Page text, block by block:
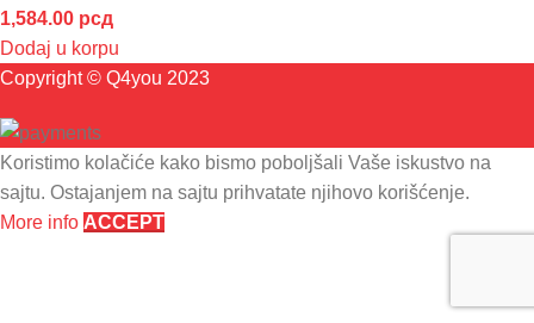
1,584.00 рсд
Dodaj u korpu
Copyright © Q4you 2023
Koristimo kolačiće kako bismo poboljšali Vaše iskustvo na
sajtu. Ostajanjem na sajtu prihvatate njihovo korišćenje.
More info ACCEPT